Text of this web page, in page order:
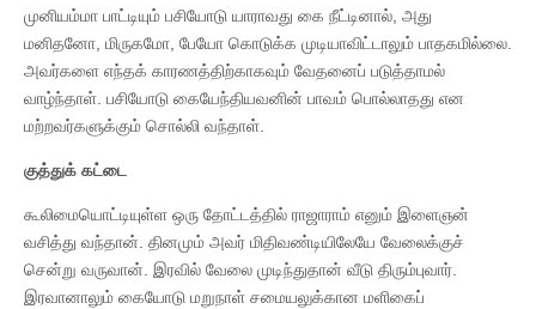
முனியம்மா பாட்டியும் பசியோடு யாராவது கை நீட்டினால், அது
மனிதனோ, மிருகமோ, பேயோ கொடுக்க முடியாவிட்டாலும் பாதகமில்லை.
அவர்களை எந்தக் காரணத்திற்காகவும் வேதனைப் படுத்தாமல்
வாழ்ந்தாள். பசியோடு கையேந்தியவனின் பாவம் பொல்லாதது என
மற்றவர்களுக்கும் சொல்லி வந்தாள்.
குத்துக் கட்டை
கூலிமையொட்டியுள்ள ஒரு தோட்டத்தில் ராஜாராம் எனும் இளைஞன்
வசித்து வந்தான். தினமும் அவர் மிதிவண்டியிலேயே வேலைக்குச்
சென்று வருவான். இரவில் வேலை முடிந்துதான் வீடு திரும்புவார்.
இரவானாலும் கையோடு மறுநாள் சமையலுக்கான மளிகைப்